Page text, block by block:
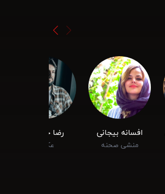
افسانه بیجانی
منشی صحنه
رضا جاویدی
عکاس